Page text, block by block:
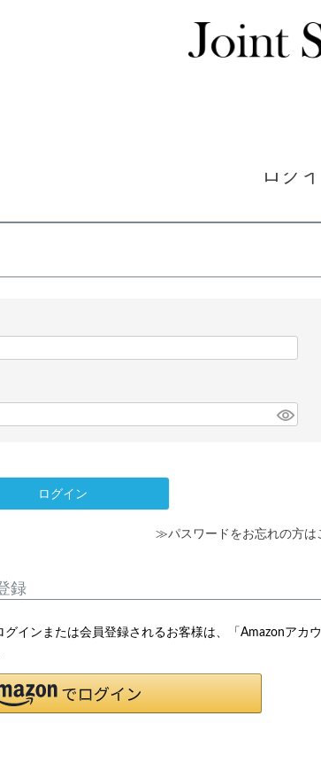
ログ
ログイン
≫パスワードをお忘れの方は
録
インまたは会員登録されるお客様は、「Amazonアカ